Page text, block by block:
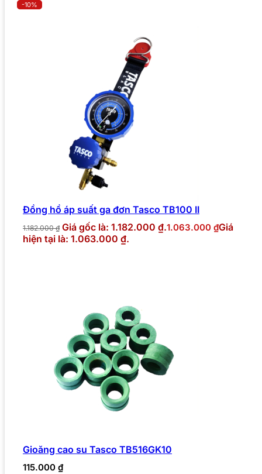
-10%
Đồng hồ áp suất ga đơn Tasco TB100 II
1.182.000₫ Giá gốc là: 1.182.000 ₫.1.063.000 ₫Giá
hiện tại là: 1.063.000 ₫.
Gioăng cao su Tasco TB516GK10
115.000 ₫